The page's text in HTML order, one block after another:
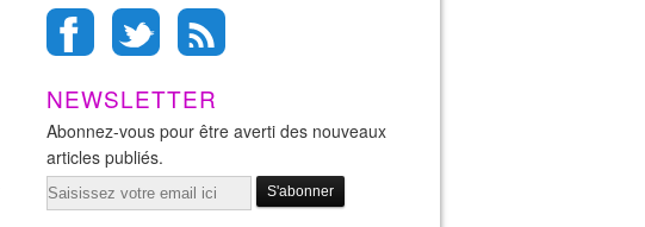
NEWSLETTER
Abonnez-vous pour être averti des nouveaux
articles publiés.
Email